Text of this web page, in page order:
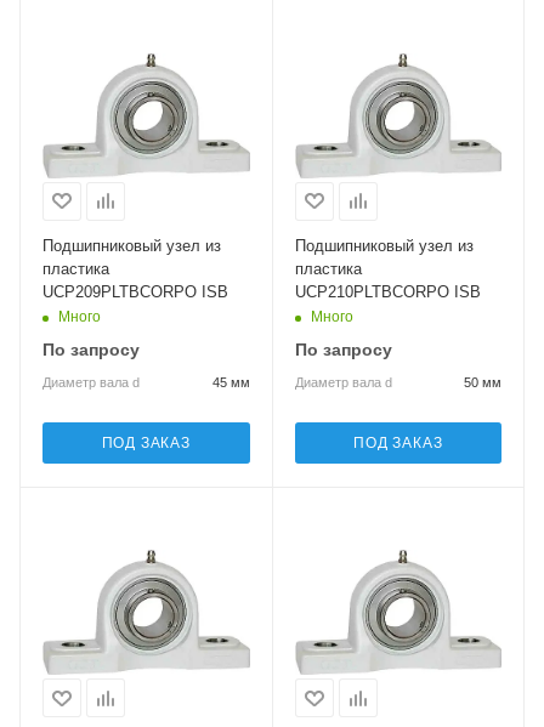
Подшипниковый узел из
пластика
UCP209PLTBCORPO ISB
Много
По запросу
Диаметр вала d 45 мм
ПОД ЗАКАЗ
Подшипниковый узел из
пластика
UCP210PLTBCORPO ISB
Много
По запросу
Диаметр вала d 50 мм
ПОД ЗАКАЗ